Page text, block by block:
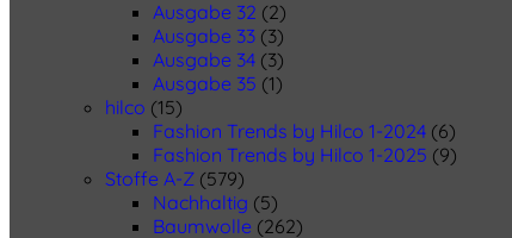
Ausgabe 32 (2)
Ausgabe 33 (3)
Ausgabe 34 (3)
Ausgabe 35 (1)
hilco (15)
Fashion Trends by Hilco 1-2024 (6)
Fashion Trends by Hilco 1-2025 (9)
Stoffe A-Z (579)
Nachhaltig (5)
Baumwolle (262)